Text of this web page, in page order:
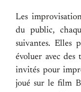
Les
du public,
suivantes. Elles
évoluer avec
invités pour
joué sur le film